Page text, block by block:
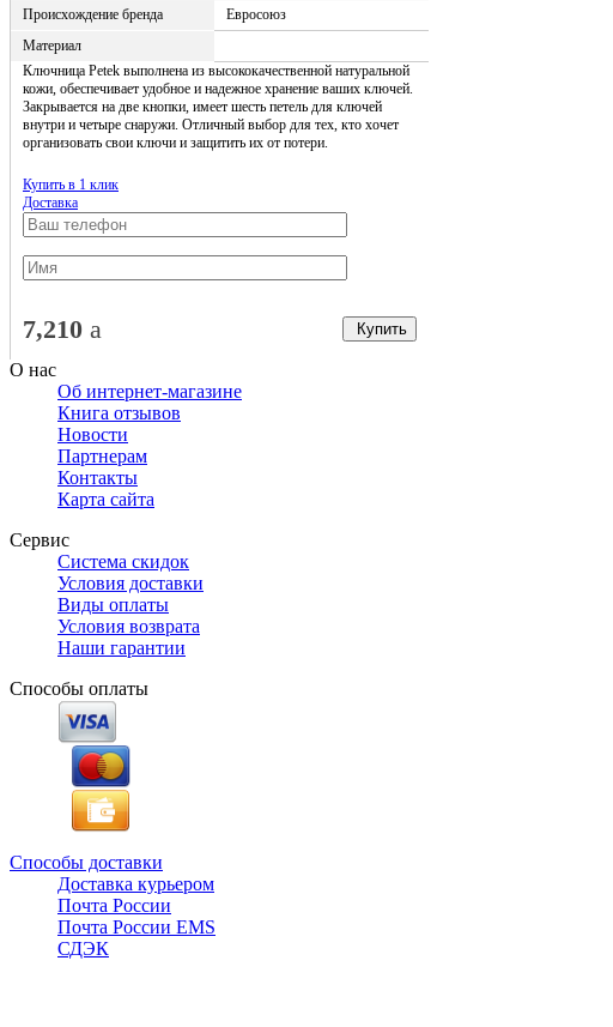
Происхождение бренда
Евросоюз
Материал
Ключница Petek выполнена из высококачественной натуральной
кожи, обеспечивает удобное и надежное хранение ваших ключей.
Закрывается на две кнопки, имеет шесть петель для ключей
внутри и четыре снаружи. Отличный выбор для тех, кто хочет
организовать свои ключи и защитить их от потери.
Купить в 1 клик
Доставка
Купить
7,210 a
О нас
Об интернет-магазине
Книга отзывов
Новости
Партнерам
Контакты
Карта сайта
Сервис
Система скидок
Условия доставки
Виды оплаты
Условия возврата
Наши гарантии
Способы оплаты
Способы доставки
Доставка курьером
Почта России
Почта России EMS
СДЭК